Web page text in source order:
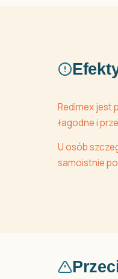
Redimex jest
łagodne i
U osób
samoistnie